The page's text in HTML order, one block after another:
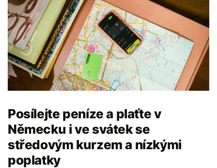
Posílejte peníze a plaťte v
Německu i ve svátek se
středovým kurzem a nízkými
poplatky